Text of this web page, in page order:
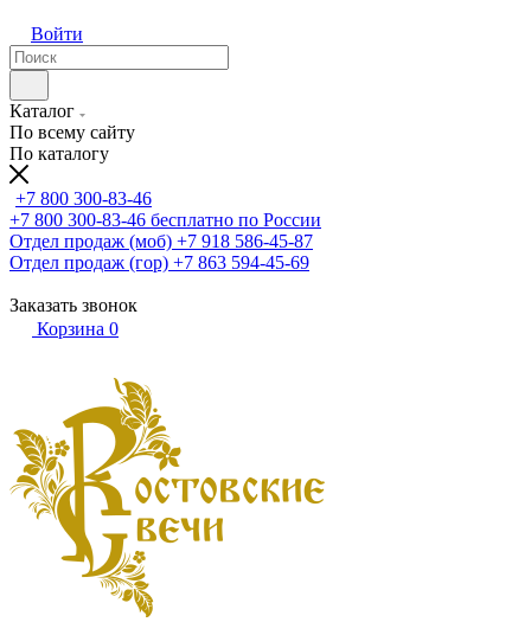
Войти
Каталог
По всему сайту
По каталогу
+7 800 300-83-46
+7 800 300-83-46 бесплатно по России
Отдел продаж (моб) +7 918 586-45-87
Отдел продаж (гор) +7 863 594-45-69
Заказать звонок
Корзина 0